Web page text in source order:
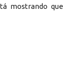
mostrando que